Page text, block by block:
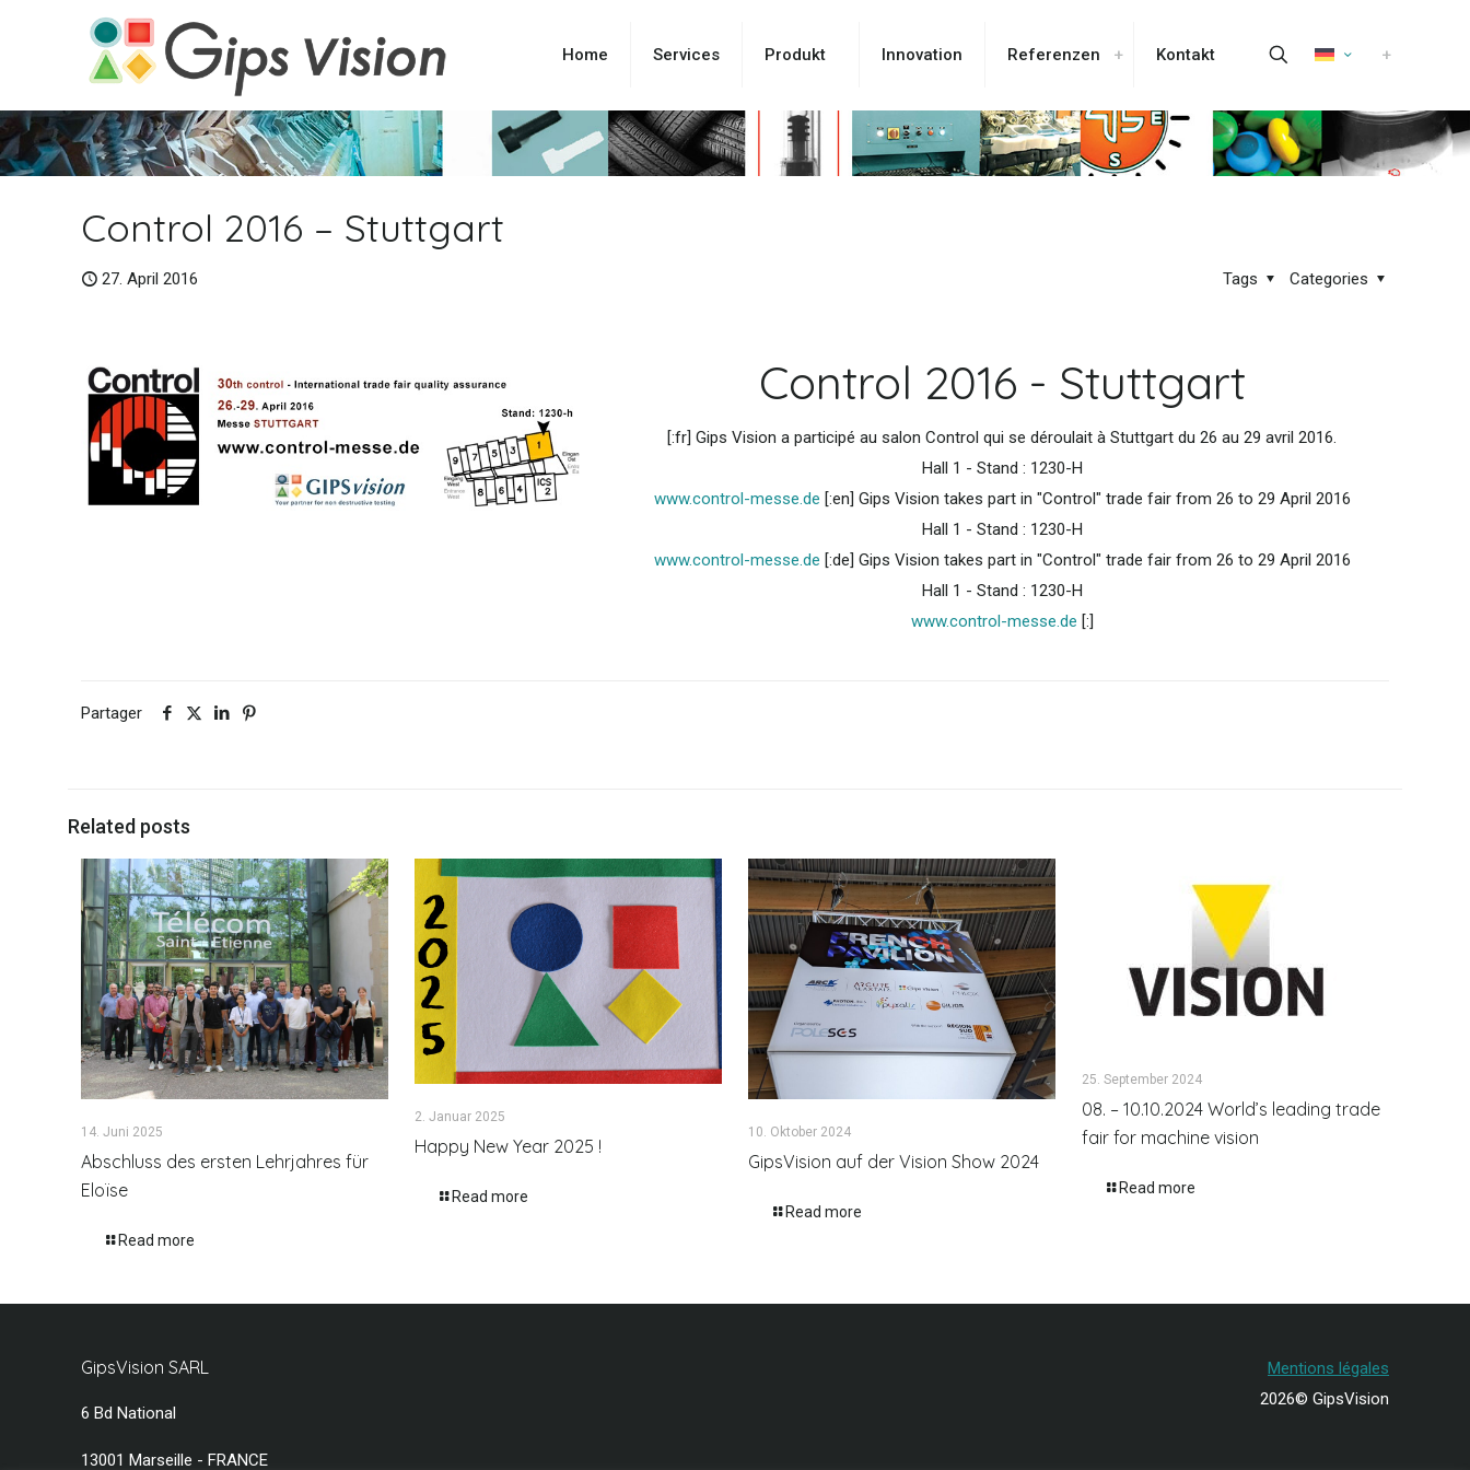
Home Services Produkt Innovation Referenzen Kontakt
Control 2016 – Stuttgart
27. April 2016 Categories
Tags
Control 2016 - Stuttgart
[:fr] Gips Vision a participé au salon Control qui se déroulait à Stuttgart du 26 au 29 avril 2016.
Hall 1 - Stand : 1230-H
www.control-messe.de [:en] Gips Vision takes part in "Control" trade fair from 26 to 29 April 2016
Hall 1 - Stand : 1230-H
www.control-messe.de [:de] Gips Vision takes part in "Control" trade fair from 26 to 29 April 2016
Hall 1 - Stand : 1230-H
www.control-messe.de [:]
Partager
Related posts
14. Juni 2025
Abschluss des ersten Lehrjahres für
Eloïse
Read more
2. Januar 2025
Happy New Year 2025 !
Read more
10. Oktober 2024
GipsVision auf der Vision Show 2024
Read more
25. September 2024
08. – 10.10.2024 World’s leading trade
fair for machine vision
Read more
GipsVision SARL
6 Bd National
13001 Marseille - FRANCE
Mentions légales
2026© GipsVision